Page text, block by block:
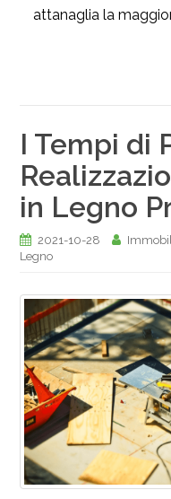
attanaglia la
I Tempi di
in Legno
2021-10-28
Legno